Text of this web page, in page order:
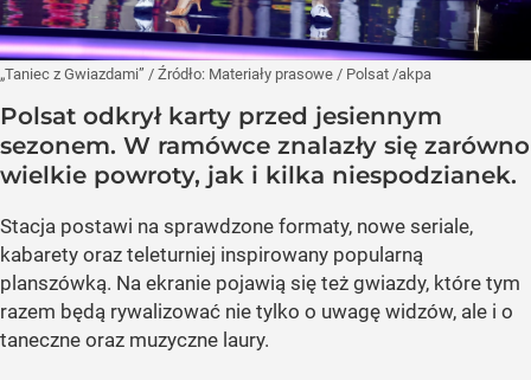
„Taniec z Gwiazdami” / Źródło: Materiały prasowe / Polsat /akpa
Polsat odkrył karty przed jesiennym
sezonem. W ramówce znalazły się zarówno
wielkie powroty, jak i kilka niespodzianek.
Stacja postawi na sprawdzone formaty, nowe seriale,
kabarety oraz teleturniej inspirowany popularną
planszówką. Na ekranie pojawią się też gwiazdy, które tym
razem będą rywalizować nie tylko o uwagę widzów, ale i o
taneczne oraz muzyczne laury.